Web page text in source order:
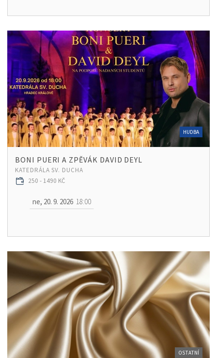
HUDBA
BONI PUERI A ZPĚVÁK DAVID DEYL
KATEDRÁLA SV. DUCHA
250 - 1490 KČ
ne, 20. 9. 2026 18:00
OSTATNÍ